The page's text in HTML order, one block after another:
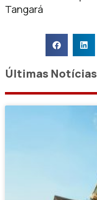
Tangará
Últimas Notícias